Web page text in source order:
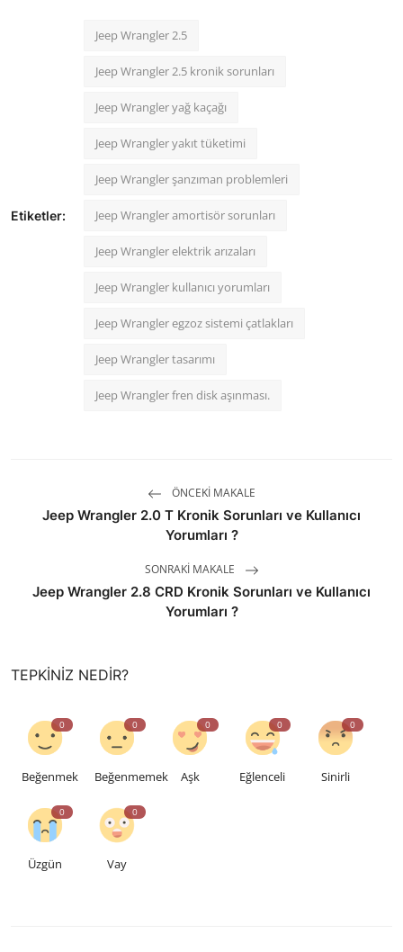
Etiketler:
Jeep Wrangler 2.5
Jeep Wrangler 2.5 kronik sorunları
Jeep Wrangler yağ kaçağı
Jeep Wrangler yakıt tüketimi
Jeep Wrangler şanzıman problemleri
Jeep Wrangler amortisör sorunları
Jeep Wrangler elektrik arızaları
Jeep Wrangler kullanıcı yorumları
Jeep Wrangler egzoz sistemi çatlakları
Jeep Wrangler tasarımı
Jeep Wrangler fren disk aşınması.
ÖNCEKI MAKALE
Jeep Wrangler 2.0 T Kronik Sorunları ve Kullanıcı
Yorumları ?
SONRAKI MAKALE
Jeep Wrangler 2.8 CRD Kronik Sorunları ve Kullanıcı
Yorumları ?
TEPKINIZ NEDIR?
0
Beğenmek
0
Beğenmemek
0
Aşk
0
Eğlenceli
0
Sinirli
0
Üzgün
0
Vay